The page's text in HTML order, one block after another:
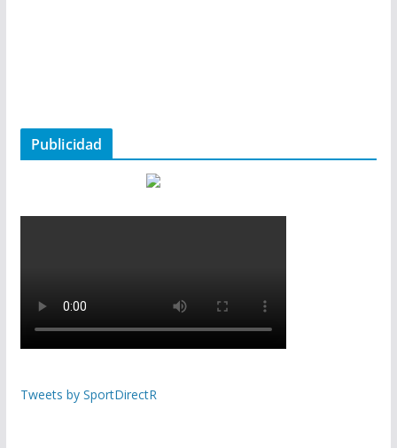
Publicidad
Tweets by SportDirectR